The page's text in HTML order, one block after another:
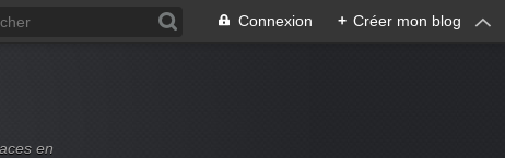
Connexion + Créer mon blog
en